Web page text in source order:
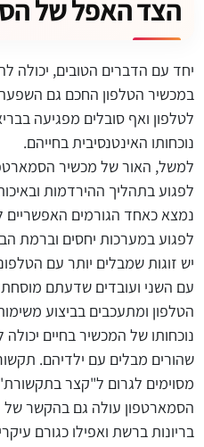
הצד האפל של
יחד עם הדברים הטובים, יכולה
במכשיר הטלפון החכם גם השפעה
לטלפון ואף סובלים מפגיעה
נוכחותו האינטנסיבית בחייהם.
למשל, האור של מכשיר
לפגוע בתהליך ההירדמות
נמצא כאחד הגורמים האפשריים
לפגוע במערכות יחסים וברמת
יש זוגות שמבלים יותר עם
עם השני ועובדים שדעתם
הטלפון ומתעכבים בביצוע
נוכחותו של המכשיר בחיים
שהורים מבלים עם ילדיהם.
מסוימים לגרום ל"קצר
הסמארטפון עולה גם בהקשר של
בריונות ברשת ואפילו כגורם